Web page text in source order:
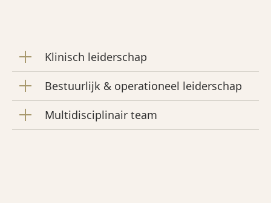
Klinisch leiderschap
Bestuurlijk & operationeel leiderschap
Multidisciplinair team